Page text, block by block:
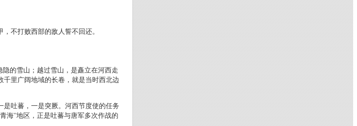
不打败西部的敌人誓不回还。
的雪山；越过雪山，是矗立在河西走
里广阔地域的长卷，就是当时西北边
吐蕃，一是突厥。河西节度使的任务
海”地区，正是吐蕃与唐军多次作战的